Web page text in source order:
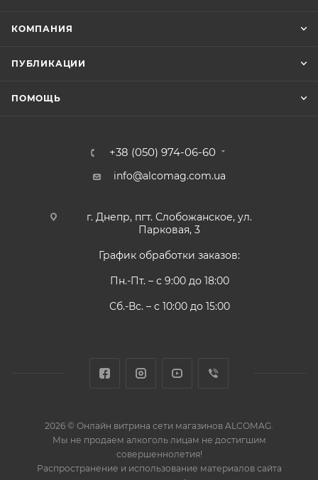
КОМПАНИЯ
ПУБЛИКАЦИИ
ПОМОЩЬ
+38 (050) 974-06-60
info@alcomag.com.ua
г. Днепр, пгт. Слобожанское, ул.
Парковая, 3
График обработки заказов:
Пн.-Пт. – с 9:00 до 18:00
Сб.-Вс. – с 10:00 до 15:00
2026 © Онлайн витрина сети магазинов ALCOMAG.
Мы не продаем алкоголь лицам не достигшим
совершеннолетия!
Распространение и использование материалов сайта